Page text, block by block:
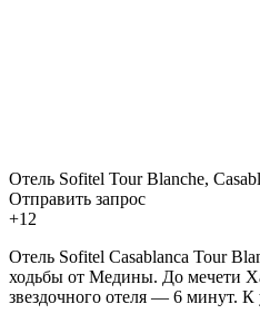
Отель Sofitel Tour Blanche,
Отправить запрос
+12
Отель Sofitel Casablanca Tour
ходьбы от Медины. До мечети
звездочного отеля — 6 минут. К